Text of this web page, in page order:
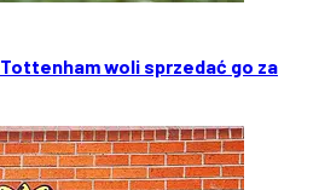
woli sprzedać go za